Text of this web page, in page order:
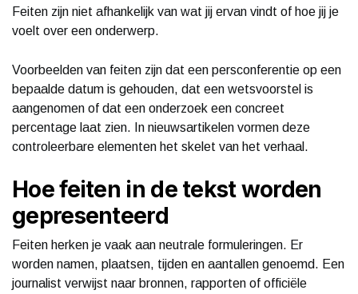
Feiten zijn niet afhankelijk van wat jij ervan vindt of hoe jij je
voelt over een onderwerp.
Voorbeelden van feiten zijn dat een persconferentie op een
bepaalde datum is gehouden, dat een wetsvoorstel is
aangenomen of dat een onderzoek een concreet
percentage laat zien. In nieuwsartikelen vormen deze
controleerbare elementen het skelet van het verhaal.
Hoe feiten in de tekst worden
gepresenteerd
Feiten herken je vaak aan neutrale formuleringen. Er
worden namen, plaatsen, tijden en aantallen genoemd. Een
journalist verwijst naar bronnen, rapporten of officiële